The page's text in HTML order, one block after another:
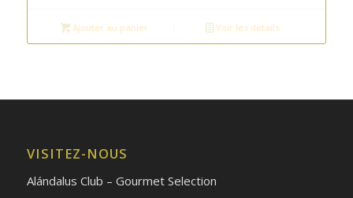
Ajouter au panier Voir les détails
VISITEZ-NOUS
Alándalus Club – Gourmet Selection